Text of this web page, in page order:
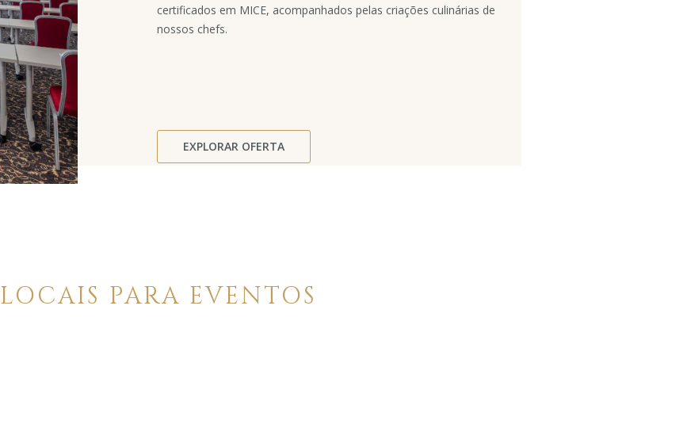
certificados em MICE, acompanhados pelas criações culinárias de
nossos chefs.
EXPLORAR OFERTA
LOCAIS PARA EVENTOS